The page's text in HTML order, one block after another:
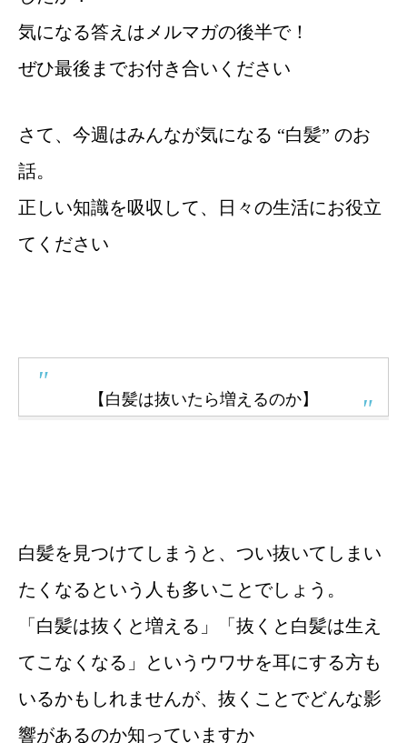
気になる答えはメルマガの後半で！
ぜひ最後までお付き合いください
さて、今週はみんなが気になる “白髪” のお
話。
正しい知識を吸収して、日々の生活にお役立
てください
【白髪は抜いたら増えるのか】
白髪を見つけてしまうと、つい抜いてしまい
たくなるという人も多いことでしょう。
「白髪は抜くと増える」「抜くと白髪は生え
てこなくなる」というウワサを耳にする方も
いるかもしれませんが、抜くことでどんな影
響があるのか知っていますか